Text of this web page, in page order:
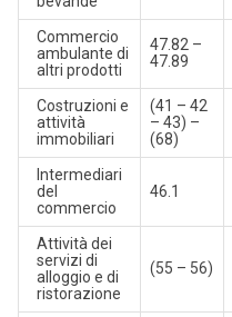
Commercio
ambulante di
altri prodotti
47.82 –
47.89
Costruzioni e
attività
immobiliari
(41 – 42
– 43) –
(68)
Intermediari
del
commercio
46.1
Attività dei
servizi di
alloggio e di
ristorazione
(55 – 56)